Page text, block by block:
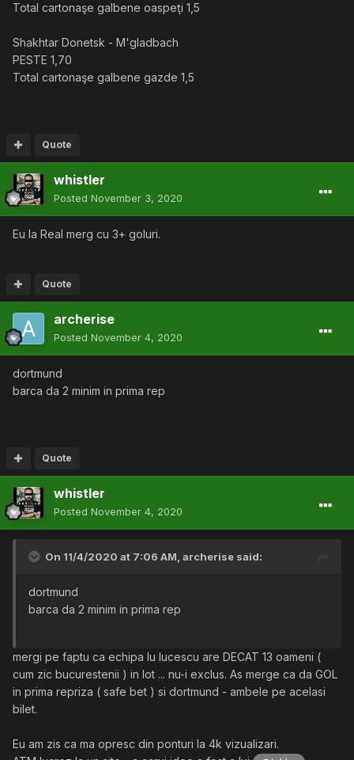
Total cartonaşe galbene oaspeţi 1,5
Shakhtar Donetsk - M'gladbach
PESTE 1,70
Total cartonaşe galbene gazde 1,5
Quote
whistler
Posted November 3, 2020
Eu la Real merg cu 3+ goluri.
Quote
archerise
Posted November 4, 2020
dortmund
barca da 2 minim in prima rep
Quote
whistler
Posted November 4, 2020
On 11/4/2020 at 7:06 AM, archerise said:
dortmund
barca da 2 minim in prima rep
mergi pe faptu ca echipa lu lucescu are DECAT 13 oameni (
cum zic bucurestenii ) in lot ... nu-i exclus. As merge ca da GOL
in prima repriza ( safe bet ) si dortmund - ambele pe acelasi
bilet.
Eu am zis ca ma opresc din ponturi la 4k vizualizari.